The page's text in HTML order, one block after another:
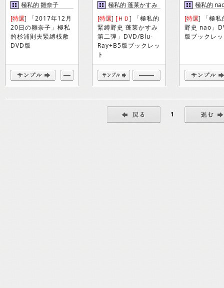
極私的 雛奈子
[特選] 「2017年12月
20日の雛奈子」極私
的杉浦則夫緊縛桟敷
DVD版
極私的 蓬莱かすみ
第二弾
[特選] [ＨＤ] 「極私的
緊縛野史 蓬莱かすみ
第二弾」DVD/Blu-
Ray+B5版ブックレッ
ト
極私的
[特選] 「極
野史 nao」
版ブックレ
1